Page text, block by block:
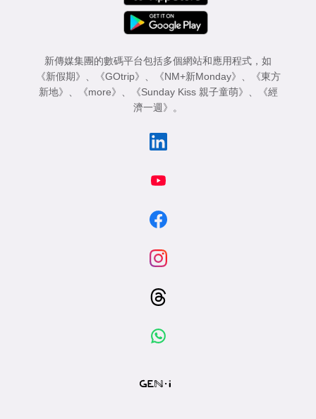
新傳媒集團的數碼平台包括多個網站和應用程式，如
《新假期》 、 《GOtrip》 、 《NM+新Monday》 、
《東方
新地》 、 《more》 、 《Sunday Kiss 親子童萌》 、
《經
濟一週》 。